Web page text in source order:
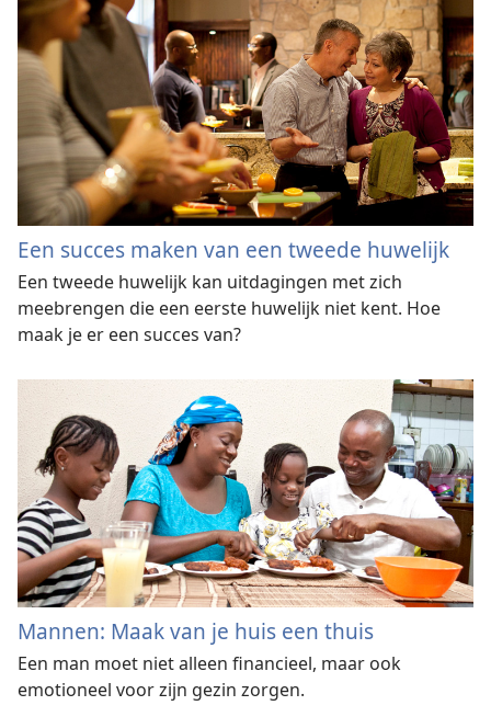
Een succes maken van een tweede huwelijk
Een tweede huwelijk kan uitdagingen met zich
meebrengen die een eerste huwelijk niet kent. Hoe
maak je er een succes van?
Mannen: Maak van je huis een thuis
Een man moet niet alleen financieel, maar ook
emotioneel voor zijn gezin zorgen.